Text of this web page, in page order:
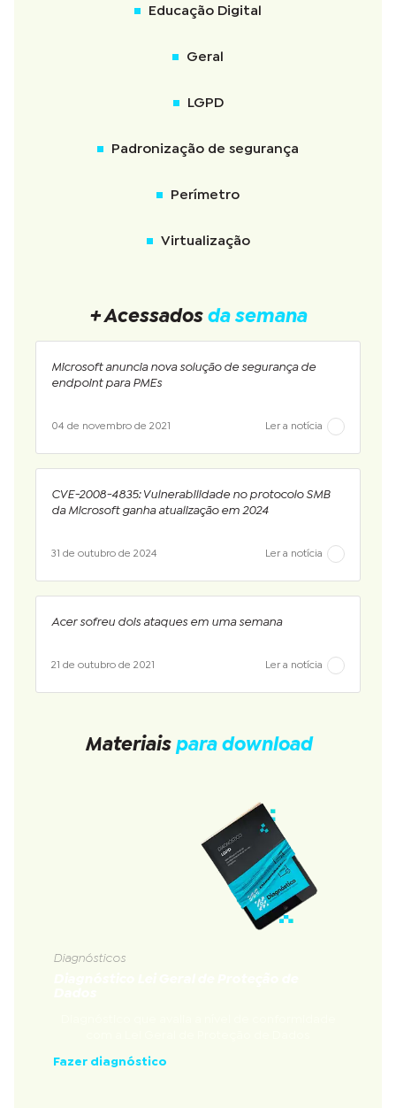
Educação Digital
Geral
LGPD
Padronização de segurança
Perímetro
Virtualização
+ Acessados da semana
Microsoft anuncia nova solução de segurança de
endpoint para PMEs
04 de novembro de 2021 Ler a notícia
CVE-2008-4835: Vulnerabilidade no protocolo SMB
da Microsoft ganha atualização em 2024
31 de outubro de 2024 Ler a notícia
Acer sofreu dois ataques em uma semana
21 de outubro de 2021 Ler a notícia
Materiais para download
Diagnósticos
Fazer diagnóstico